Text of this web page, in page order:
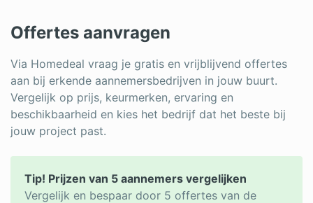
Offertes aanvragen
Via Homedeal vraag je gratis en vrijblijvend offertes
aan bij erkende aannemersbedrijven in jouw buurt.
Vergelijk op prijs, keurmerken, ervaring en
beschikbaarheid en kies het bedrijf dat het beste bij
jouw project past.
Tip! Prijzen van 5 aannemers vergelijken
Vergelijk en bespaar door 5 offertes van de